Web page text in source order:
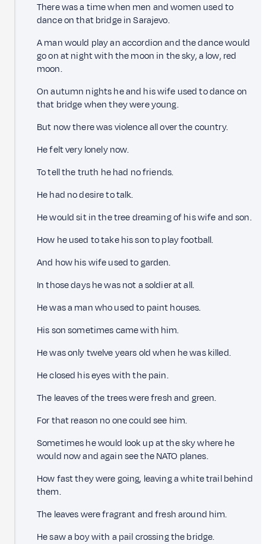
There was a time when men and women used to
dance on that bridge in Sarajevo.
A man would play an accordion and the dance would
go on at night with the moon in the sky, a low, red
moon.
On autumn nights he and his wife used to dance on
that bridge when they were young.
But now there was violence all over the country.
He felt very lonely now.
To tell the truth he had no friends.
He had no desire to talk.
He would sit in the tree dreaming of his wife and son.
How he used to take his son to play football.
And how his wife used to garden.
In those days he was not a soldier at all.
He was a man who used to paint houses.
His son sometimes came with him.
He was only twelve years old when he was killed.
He closed his eyes with the pain.
The leaves of the trees were fresh and green.
For that reason no one could see him.
Sometimes he would look up at the sky where he
would now and again see the NATO planes.
How fast they were going, leaving a white trail behind
them.
The leaves were fragrant and fresh around him.
He saw a boy with a pail crossing the bridge.